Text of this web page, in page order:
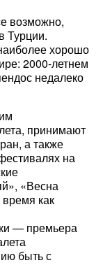
возможно,
Турции.
хорошо
2000-летнем
недалеко
принимают
а также
на
«Весна
как
— премьера
быть с